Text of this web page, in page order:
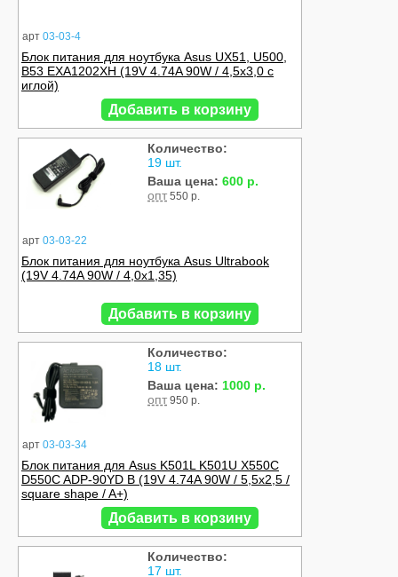
арт 03-03-4
Блок питания для ноутбука Asus UX51, U500,
B53 EXA1202XH (19V 4.74A 90W / 4,5x3,0 с
иглой)
Добавить в корзину
арт 03-03-22
Количество:
19 шт.
Ваша цена: 600 р.
опт 550 р.
Блок питания для ноутбука Asus Ultrabook
(19V 4.74A 90W / 4,0x1,35)
Добавить в корзину
арт 03-03-34
Количество:
18 шт.
Ваша цена: 1000 р.
опт 950 р.
Блок питания для Asus K501L K501U X550C
D550C ADP-90YD B (19V 4.74A 90W / 5,5x2,5 /
square shape / A+)
Добавить в корзину
Количество:
17 шт.